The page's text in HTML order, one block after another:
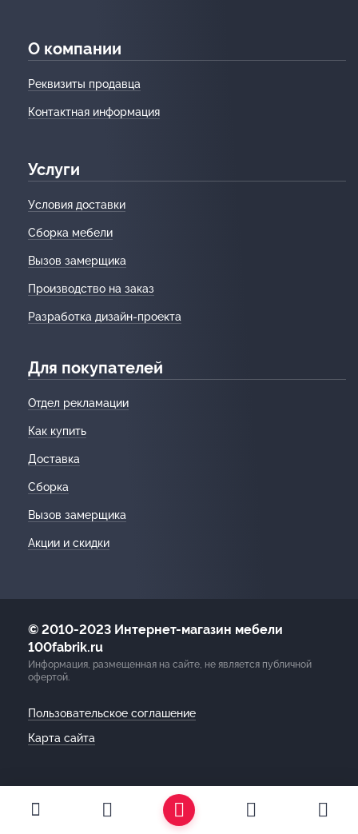
О компании
Реквизиты продавца
Контактная информация
Услуги
Условия доставки
Сборка мебели
Вызов замерщика
Производство на заказ
Разработка дизайн-проекта
Для покупателей
Отдел рекламации
Как купить
Доставка
Сборка
Вызов замерщика
Акции и скидки
© 2010-2023 Интернет-магазин мебели
100fabrik.ru
Информация, размещенная на сайте, не является публичной
офертой.
Пользовательское соглашение
Карта сайта